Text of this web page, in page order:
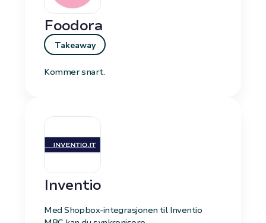
Foodora
Takeaway
Kommer snart.
Inventio
Med Shopbox-integrasjonen til Inventio